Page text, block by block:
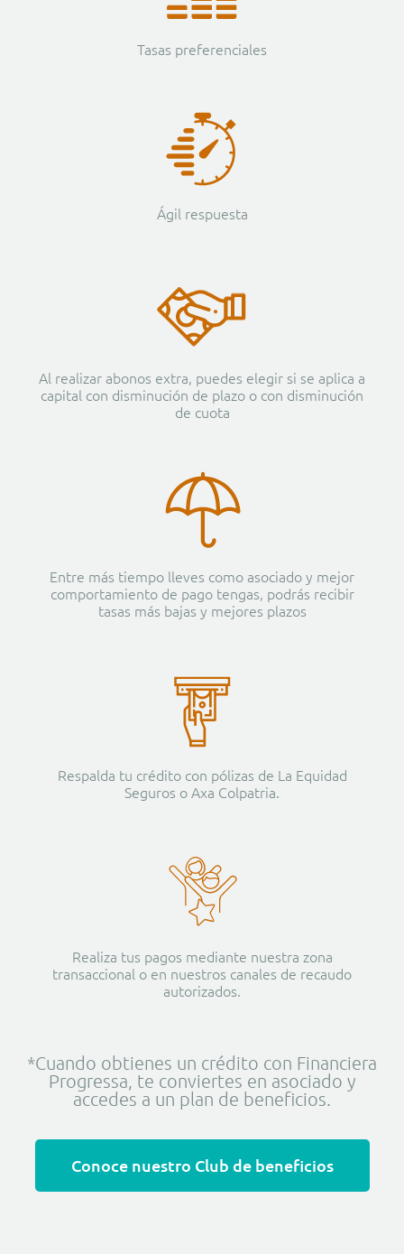
Tasas preferenciales
Ágil respuesta
Al realizar abonos extra, puedes elegir si se aplica a
capital con disminución de plazo o con disminución
de cuota
Entre más tiempo lleves como asociado y mejor
comportamiento de pago tengas, podrás recibir
tasas más bajas y mejores plazos
Respalda tu crédito con pólizas de La Equidad
Seguros o Axa Colpatria.
Realiza tus pagos mediante nuestra zona
transaccional o en nuestros canales de recaudo
autorizados.
*Cuando obtienes un crédito con Financiera
Progressa, te conviertes en asociado y
accedes a un plan de beneficios.
Conoce nuestro Club de beneficios